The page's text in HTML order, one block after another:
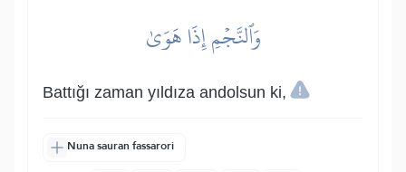
وَٱلنَّجۡمِ إِذَا هَوَىٰ
Battığı zaman yıldıza andolsun ki,
Nuna sauran fassarori